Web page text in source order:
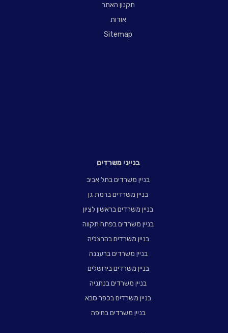
תקנון האתר
אודות
Sitemap
בנייני משרדים
בניין משרדים בתל אביב
בניין משרדים ברמת גן
בניין משרדים בראשון לציון
בניין משרדים בפתח תקווה
בניין משרדים בהרצליה
בניין משרדים ברעננה
בניין משרדים בירושלים
בניין משרדים בנתניה
בניין משרדים בכפר סבא
בניין משרדים בחיפה